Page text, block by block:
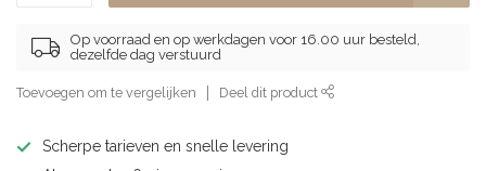
Op voorraad en op werkdagen voor 16.00 uur besteld,
dezelfde dag verstuurd
Toevoegen om te vergelijken Deel dit product
Scherpe tarieven en snelle levering